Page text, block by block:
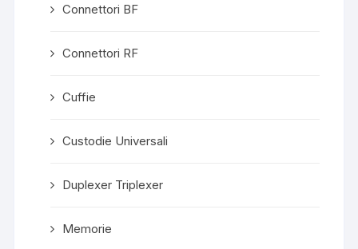
Connettori BF
Connettori RF
Cuffie
Custodie Universali
Duplexer Triplexer
Memorie